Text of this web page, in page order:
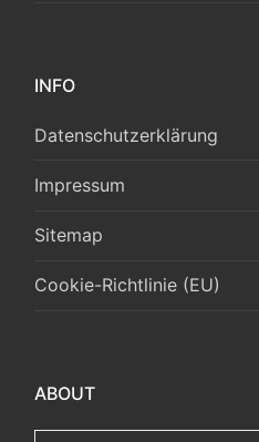
INFO
Datenschutzerklärung
Impressum
Sitemap
Cookie-Richtlinie (EU)
ABOUT